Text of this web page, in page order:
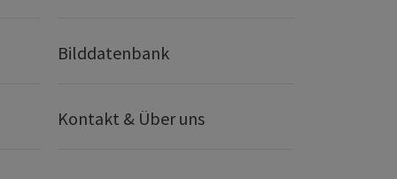
Bilddatenbank
Kontakt & Über uns